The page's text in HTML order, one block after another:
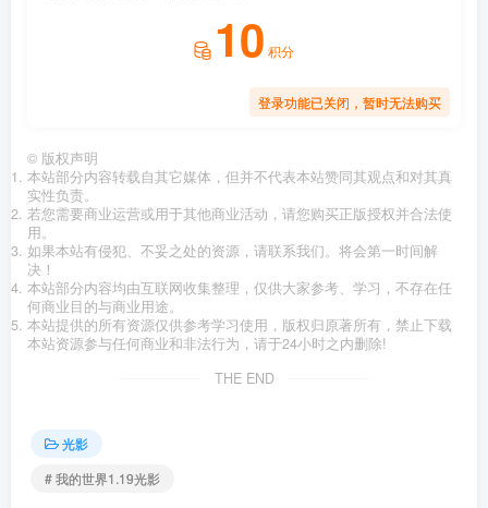
10 积分
登录功能已关闭，暂时无法购买
© 版权声明
本站部分内容转载自其它媒体，但并不代表本站赞同其观点和对其真
实性负责。
若您需要商业运营或用于其他商业活动，请您购买正版授权并合法使
用。
如果本站有侵犯、不妥之处的资源，请联系我们。将会第一时间解
决！
本站部分内容均由互联网收集整理，仅供大家参考、学习，不存在任
何商业目的与商业用途。
本站提供的所有资源仅供参考学习使用，版权归原著所有，禁止下载
本站资源参与任何商业和非法行为，请于24小时之内删除!
THE END
光影
# 我的世界1.19光影